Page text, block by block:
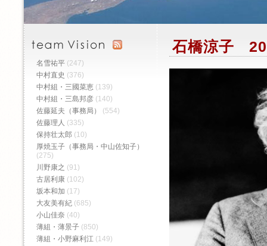
石橋涼子 20
名雪祐平 (247)
中村直史 (376)
中村組・三國菜恵 (139)
中村組・三島邦彦 (140)
佐藤延夫（事務局）
(554)
佐藤理人 (335)
保持壮太郎 (10)
厚焼玉子（事務局・中山佐知子）
(275)
川野康之 (91)
古居利康 (102)
坂本和加 (17)
大友美有紀 (685)
小山佳奈 (40)
薄組・薄景子 (850)
薄組・小野麻利江 (149)